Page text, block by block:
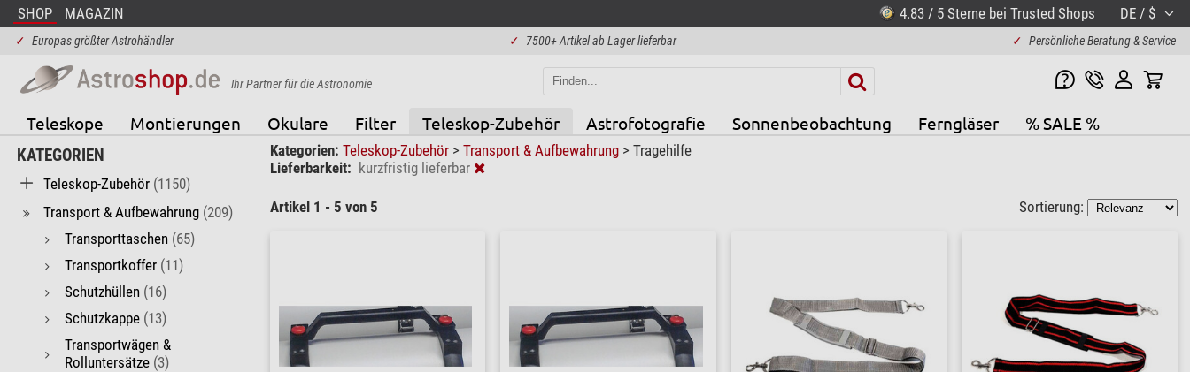
SHOP MAGAZIN 4.83 / 5 Sterne bei Trusted Shops DE / $
✓ Europas größter Astrohändler ✓ 7500+ Artikel ab Lager lieferbar ✓ Persönliche Beratung & Service
Ihr Partner für die Astronomie
Teleskope Montierungen Okulare Filter Teleskop-Zubehör Astrofotografie Sonnenbeobachtung Ferngläser % SALE %
KATEGORIEN
Teleskop-Zubehör (1150)
Transport & Aufbewahrung (209)
Transporttaschen (65)
Transportkoffer (11)
Schutzhüllen (16)
Schutzkappe (13)
Transportwägen &
Rolluntersätze (3)
Kategorien: Teleskop-Zubehör > Transport & Aufbewahrung > Tragehilfe
Lieferbarkeit: kurzfristig lieferbar
Artikel 1 - 5 von 5 Sortierung: